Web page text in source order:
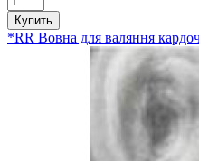
Купить
*RR Вовна для валяння